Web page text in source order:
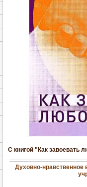
С книгой "Как завоевать
Духовно-нравственное